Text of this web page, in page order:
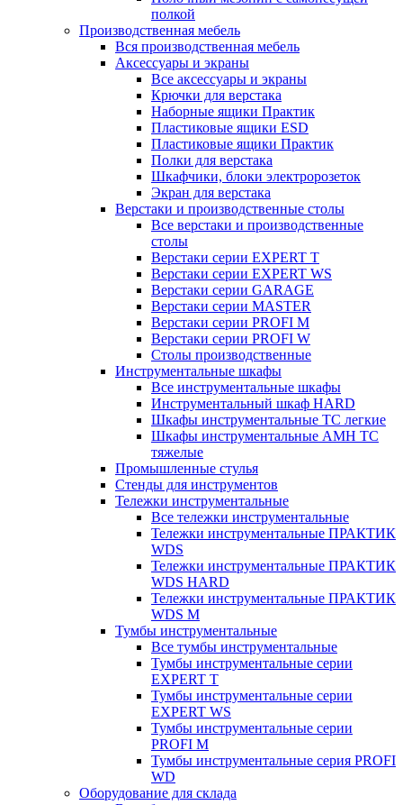
полкой
Производственная мебель
Вся производственная мебель
Аксессуары и экраны
Все аксессуары и экраны
Крючки для верстака
Наборные ящики Практик
Пластиковые ящики ESD
Пластиковые ящики Практик
Полки для верстака
Шкафчики, блоки электророзеток
Экран для верстака
Верстаки и производственные столы
Все верстаки и производственные
столы
Верстаки серии EXPERT T
Верстаки серии EXPERT WS
Верстаки серии GARAGE
Верстаки серии MASTER
Верстаки серии PROFI M
Верстаки серии PROFI W
Столы производственные
Инструментальные шкафы
Все инструментальные шкафы
Инструментальный шкаф HARD
Шкафы инструментальные ТС легкие
Шкафы инструментальные AMH TC
тяжелые
Промышленные стулья
Стенды для инструментов
Тележки инструментальные
Все тележки инструментальные
Тележки инструментальные ПРАКТИК
WDS
Тележки инструментальные ПРАКТИК
WDS HARD
Тележки инструментальные ПРАКТИК
WDS M
Тумбы инструментальные
Все тумбы инструментальные
Тумбы инструментальные серии
EXPERT T
Тумбы инструментальные серии
EXPERT WS
Тумбы инструментальные серии
PROFI M
Тумбы инструментальные серия PROFI
WD
Оборудование для склада